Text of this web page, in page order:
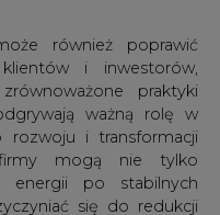
również poprawić
i inwestorów,
praktyki
ważną rolę w
rozwoju i transformacji
mogą nie tylko
energii po stabilnych
się do redukcji